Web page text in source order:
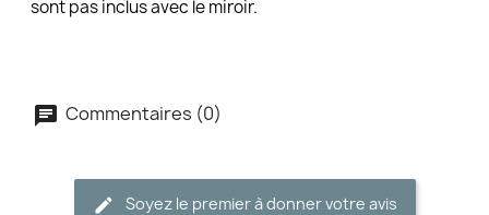
sont pas inclus avec le miroir.
Commentaires (0)
Soyez le premier à donner votre avis